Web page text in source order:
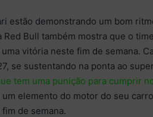
estão demonstrando um bom
Red Bull também mostra que o
vitória neste fim de semana.
se sustentando na ponta ao
tem uma punição para cumprir
elemento do motor do seu
de semana.